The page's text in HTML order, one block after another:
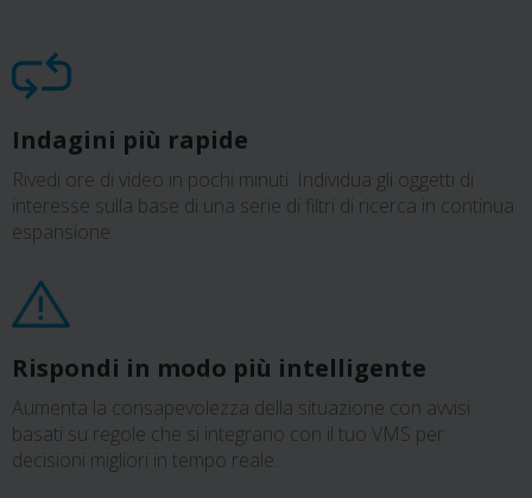
Indagini più rapide
Rivedi ore di video in pochi minuti. Individua gli oggetti di
interesse sulla base di una serie di filtri di ricerca in continua
espansione.
Rispondi in modo più intelligente
Aumenta la consapevolezza della situazione con avvisi
basati su regole che si integrano con il tuo VMS per
decisioni migliori in tempo reale.